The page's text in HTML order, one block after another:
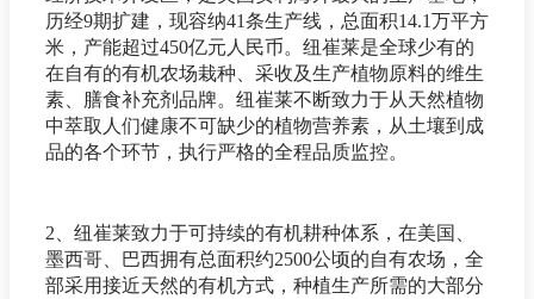
历经9期扩建，现容纳41条生产线，总面积14.1万平方
米，产能超过450亿元人民币。纽崔莱是全球少有的
在自有的有机农场栽种、采收及生产植物原料的维生
素、膳食补充剂品牌。纽崔莱不断致力于从天然植物
中萃取人们健康不可缺少的植物营养素，从土壤到成
品的各个环节，执行严格的全程品质监控。
2、纽崔莱致力于可持续的有机耕种体系，在美国、
墨西哥、巴西拥有总面积约2500公顷的自有农场，全
部采用接近天然的有机方式，种植生产所需的大部分